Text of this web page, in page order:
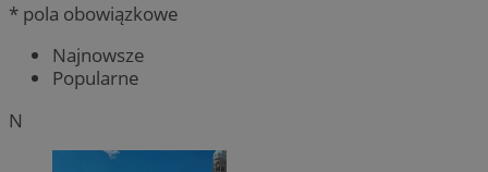
* pola obowiązkowe
Najnowsze
Popularne
N